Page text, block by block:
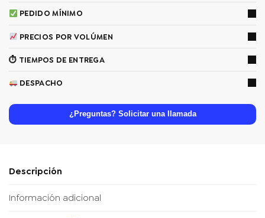
PEDIDO MÍNIMO
PRECIOS POR VOLÚMEN
⏱ TIEMPOS DE ENTREGA
DESPACHO
¿Preguntas? Solicitar una llamada
Descripción
Información adicional